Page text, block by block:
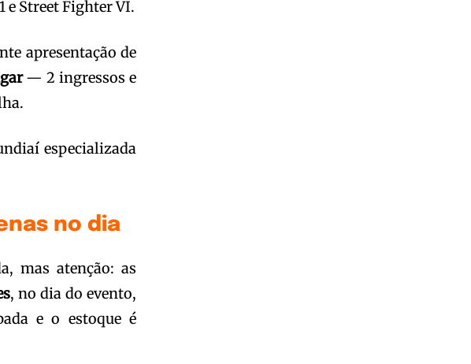
e Street Fighter VI.
apresentação de
— 2 ingressos e
especializada
no dia
mas atenção: as
, no dia do evento,
e o estoque é